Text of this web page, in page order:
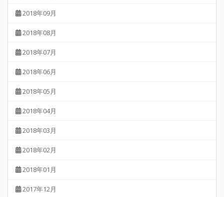
2018年09月
2018年08月
2018年07月
2018年06月
2018年05月
2018年04月
2018年03月
2018年02月
2018年01月
2017年12月